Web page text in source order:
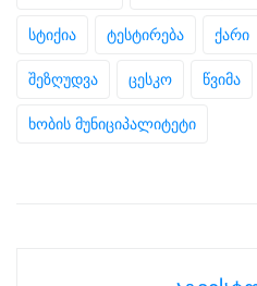
სტიქია ტესტირება ქარი
შეზღუდვა ცესკო წვიმა
ხობის მუნიციპალიტეტი